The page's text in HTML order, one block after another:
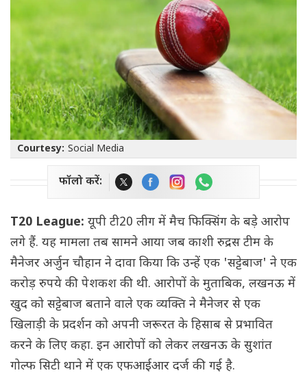
Courtesy: Social Media
फॉलो करें:
T20 League: यूपी टी20 लीग में मैच फिक्सिंग के बड़े आरोप
लगे हैं. यह मामला तब सामने आया जब काशी रुद्रस टीम के
मैनेजर अर्जुन चौहान ने दावा किया कि उन्हें एक 'सट्टेबाज' ने एक
करोड़ रुपये की पेशकश की थी. आरोपों के मुताबिक, लखनऊ में
खुद को सट्टेबाज बताने वाले एक व्यक्ति ने मैनेजर से एक
खिलाड़ी के प्रदर्शन को अपनी जरूरत के हिसाब से प्रभावित
करने के लिए कहा. इन आरोपों को लेकर लखनऊ के सुशांत
गोल्फ सिटी थाने में एक एफआईआर दर्ज की गई है.